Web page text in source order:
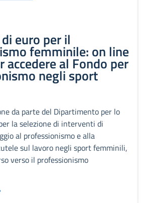
euro per il
femminile: on line
accedere al Fondo per
negli sport
da parte del Dipartimento per lo
la selezione di interventi di
al professionismo e alla
sul lavoro negli sport femminili,
verso il professionismo